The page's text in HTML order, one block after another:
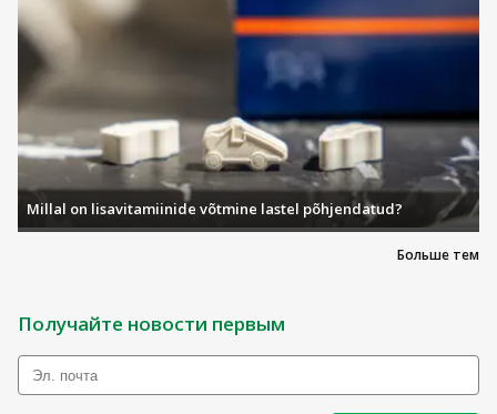
Больше тем
Millal on lisavitamiinide võtmine lastel põhjendatud?
Получайте новости первым